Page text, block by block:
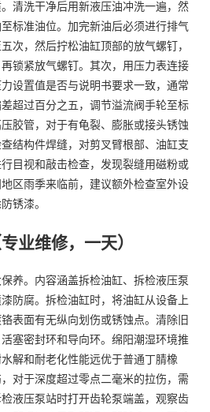
清洗干净后用新液压油冲洗一遍，然
标准油位。加完新油后必须进行排气
次，然后拧松油缸顶部的放气螺钉，
锁紧放气螺钉。其次，用压力表连接
设置值是否与说明书要求一致，通常
超过百分之五，调节溢流阀手轮至标
胶管，对于有龟裂、膨胀或接头锈蚀
结构件焊缝，对剪叉臂根部、油缸支
目视和敲击检查，发现裂缝用磁粉或
区雨季来临前，建议额外检查室外设
锈漆。
业维修，一天）
养。内容涵盖拆检油缸、拆检液压泵
防腐。拆检油缸时，将油缸从设备上
表面有无纵向划伤或锈蚀点。清除旧
塞密封环和导向环。绵阳潮湿环境推
解和耐老化性能远优于普通丁腈橡
对于深度超过零点二毫米的拉伤，需
液压泵站时打开齿轮泵端盖，观察齿